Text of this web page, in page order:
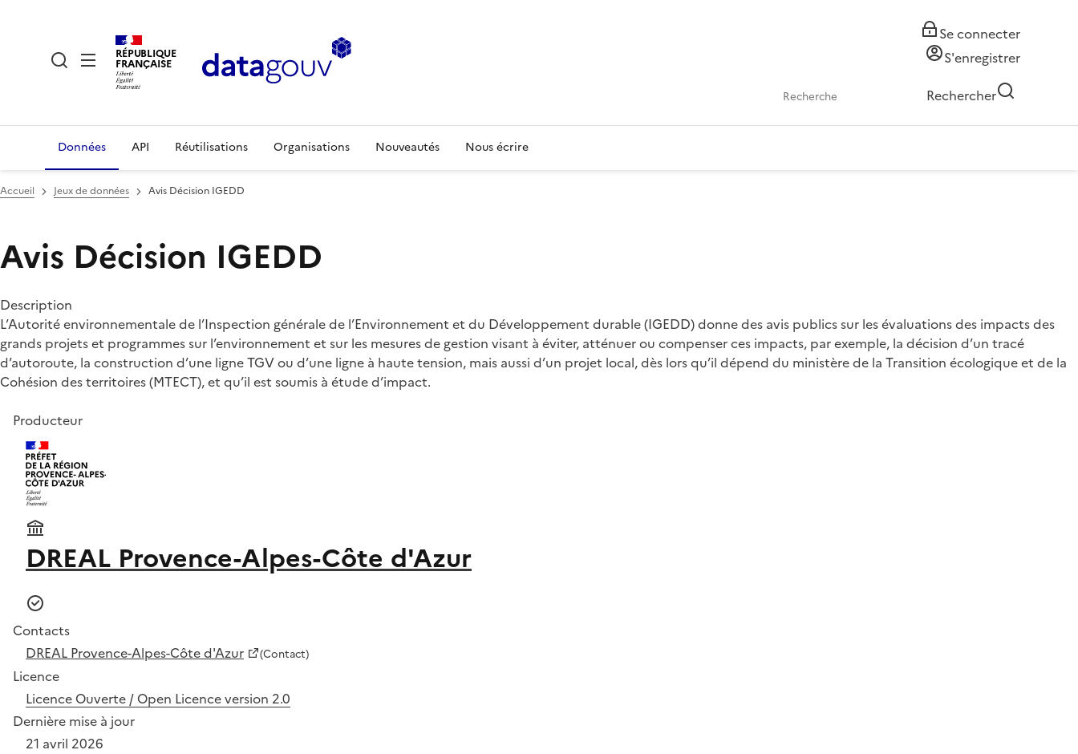
RÉPUBLIQUE
FRANÇAISE
Se connecter
S'enregistrer
Rechercher
Données API Réutilisations Organisations Nouveautés Nous écrire
Accueil Jeux de données Avis Décision IGEDD
Avis Décision IGEDD
Description
L’Autorité environnementale de l’Inspection générale de l’Environnement et du Développement durable (IGEDD) donne des avis publics sur les évaluations des impacts des
grands projets et programmes sur l’environnement et sur les mesures de gestion visant à éviter, atténuer ou compenser ces impacts, par exemple, la décision d’un tracé
d’autoroute, la construction d’une ligne TGV ou d’une ligne à haute tension, mais aussi d’un projet local, dès lors qu’il dépend du ministère de la Transition écologique et de la
Cohésion des territoires (MTECT), et qu’il est soumis à étude d’impact.
Producteur
DREAL Provence-Alpes-Côte d'Azur
Contacts
DREAL Provence-Alpes-Côte d'Azur
(Contact)
Licence
Licence Ouverte / Open Licence version 2.0
Dernière mise à jour
21 avril 2026